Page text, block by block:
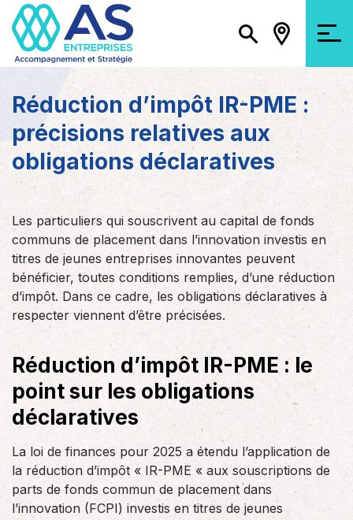
Réduction d’impôt IR-PME :
précisions relatives aux
obligations déclaratives
Les particuliers qui souscrivent au capital de fonds
communs de placement dans l’innovation investis en
titres de jeunes entreprises innovantes peuvent
bénéficier, toutes conditions remplies, d’une réduction
d’impôt. Dans ce cadre, les obligations déclaratives à
respecter viennent d’être précisées.
Réduction d’impôt IR-PME : le
point sur les obligations
déclaratives
La loi de finances pour 2025 a étendu l’application de
la réduction d’impôt « IR-PME « aux souscriptions de
parts de fonds commun de placement dans
l’innovation (FCPI) investis en titres de jeunes